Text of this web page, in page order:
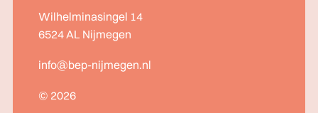
Wilhelminasingel 14
6524 AL Nijmegen
info@bep-nijmegen.nl
© 2026